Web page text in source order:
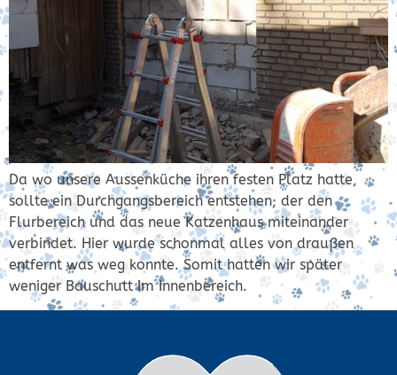
Da wo unsere Aussenküche ihren festen Platz hatte,
sollte ein Durchgangsbereich entstehen, der den
Flurbereich und das neue Katzenhaus miteinander
verbindet. Hier wurde schonmal alles von draußen
entfernt was weg konnte. Somit hatten wir später
weniger Bauschutt im Innenbereich.